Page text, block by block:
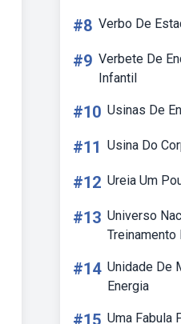
#8 Verbo De
#9 Verbete De
Infantil
#10 Usinas De
#11 Usina Do
#12 Ureia Um
#13 Universo
Treinamento
#14 Unidade De
Energia
#15 Uma Fabula